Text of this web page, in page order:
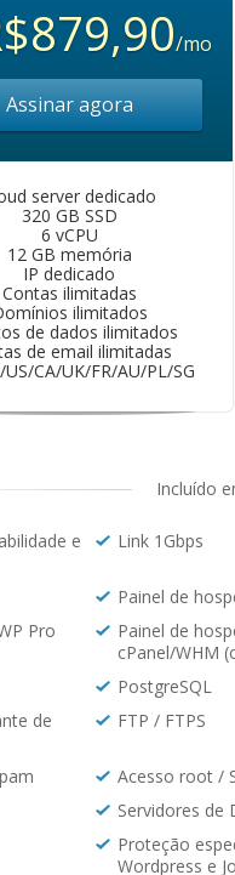
/mo
Assinar agora
server dedicado
320 GB SSD
6 vCPU
12 GB memória
IP dedicado
Contas ilimitadas
ilimitados
de dados ilimitados
de email ilimitadas
US/CA/UK/FR/AU/PL/SG
Incluído
e
Link 1Gbps
Painel de
Pro
Painel de
cPanel/WHM
PostgreSQL
de
FTP / FTPS
Acesso root /
Servidores de
Proteção
Wordpress e